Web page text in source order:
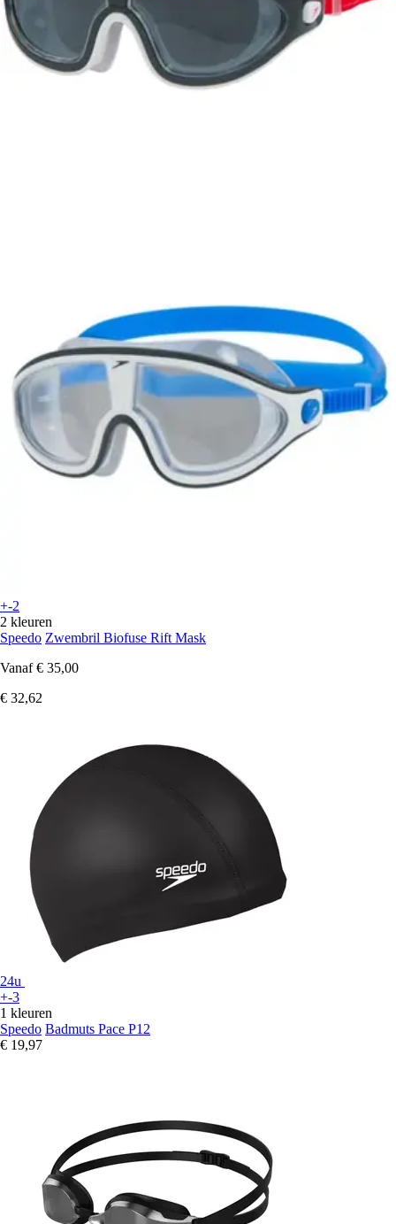
+-2
2 kleuren
Speedo Zwembril Biofuse Rift Mask
Vanaf € 35,00
€ 32,62
24u
+-3
1 kleuren
Speedo Badmuts Pace P12
€ 19,97